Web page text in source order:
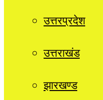
उत्तरप्रदेश
उत्तराखंड
झारखण्ड